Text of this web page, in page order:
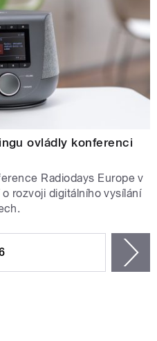
ovládly konferenci
Radiodays Europe v
rozvoji digitálního vysílání